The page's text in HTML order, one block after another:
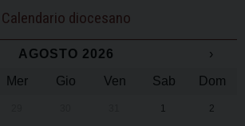
Calendario diocesano
AGOSTO 2026
›
Mer Gio Ven Sab Dom
1 2